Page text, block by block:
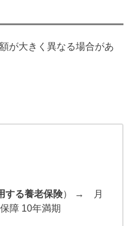
が大きく異なる場合があ
する養老保険） → 月
障 10年満期